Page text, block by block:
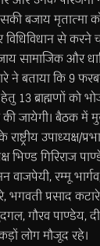
बजाय मृतात्मा को
से करने
सामाजिक और
ने बताया कि 9
13 ब्राह्मणों को
की जायेगी। बैठक
राष्ट्रीय उपाध्यक्ष/
भिण्ड गिरिराज
वाजपेयी, रम्मू
भगवती प्रसाद
गौरव पाण्डेय,
लोग मौजूद रहे।